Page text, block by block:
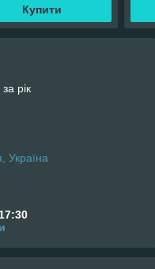
Купити
рік
Україна